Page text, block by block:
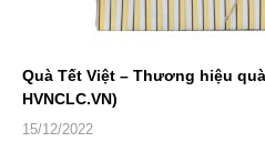
Quà Tết Việt – Thương hiệu
HVNCLC.VN)
15/12/2022